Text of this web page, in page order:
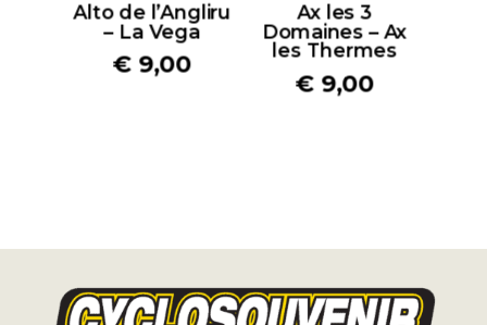
Alto de l’Angliru
– La Vega
€ 9,00
Ax les 3
Domaines – Ax
les Thermes
€ 9,00